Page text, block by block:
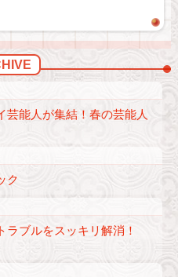
芸能人が集結！春の芸能人
ク
ブルをスッキリ解消！